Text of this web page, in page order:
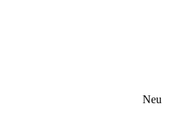
Neu